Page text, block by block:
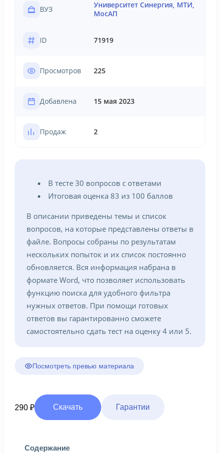
ВУЗ
Университет Синергия, МТИ,
МосАП
ID 71919
Просмотров 225
Добавлена 15 мая 2023
Продаж 2
В тесте 30 вопросов с ответами
Итоговая оценка 83 из 100 баллов
В описании приведены темы и список
вопросов, на которые представлены ответы в
файле. Вопросы собраны по результатам
нескольких попыток и их список постоянно
обновляется. Вся информация набрана в
формате Word, что позволяет использовать
функцию поиска для удобного фильтра
нужных ответов. При помощи готовых
ответов вы гарантированно сможете
самостоятельно сдать тест на оценку 4 или 5.
Посмотреть превью материала
290 ₽ Скачать Гарантии
Содержание